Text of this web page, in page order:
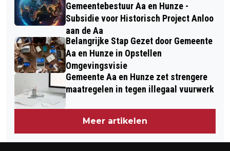
Gemeentebestuur Aa en Hunze -
Subsidie voor Historisch Project Anloo
aan de Aa
Belangrijke Stap Gezet door Gemeente
Aa en Hunze in Opstellen
Omgevingsvisie
Gemeente Aa en Hunze zet strengere
maatregelen in tegen illegaal vuurwerk
Meer artikelen